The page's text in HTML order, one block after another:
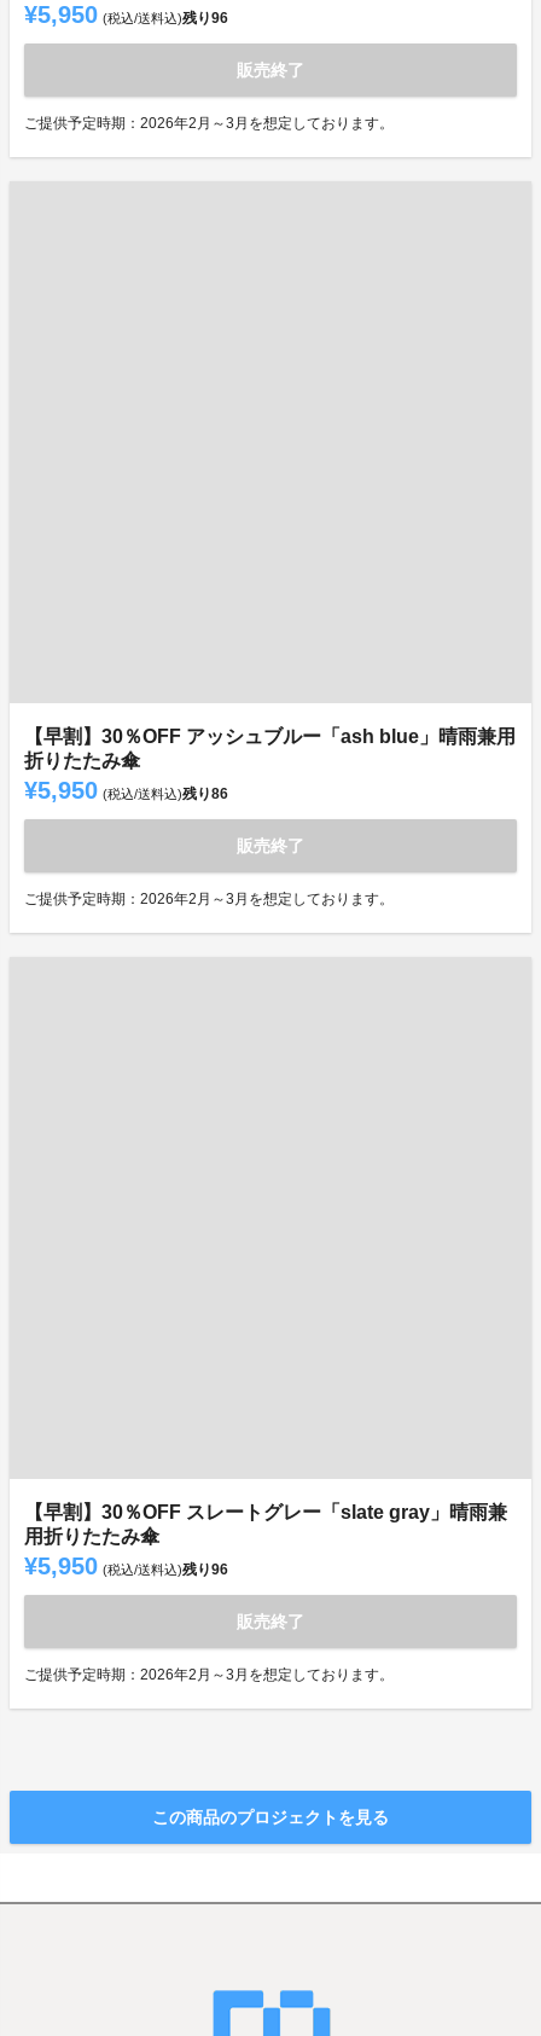
¥5,950 (税込/送料込)残り96
販売終了
ご提供予定時期：2026年2月～3月を想定しております。
【早割】30％OFF アッシュブルー「ash blue」晴雨兼用
折りたたみ傘
¥5,950 (税込/送料込)残り86
販売終了
ご提供予定時期：2026年2月～3月を想定しております。
【早割】30％OFF スレートグレー「slate gray」晴雨兼
用折りたたみ傘
¥5,950 (税込/送料込)残り96
販売終了
ご提供予定時期：2026年2月～3月を想定しております。
この商品のプロジェクトを見る